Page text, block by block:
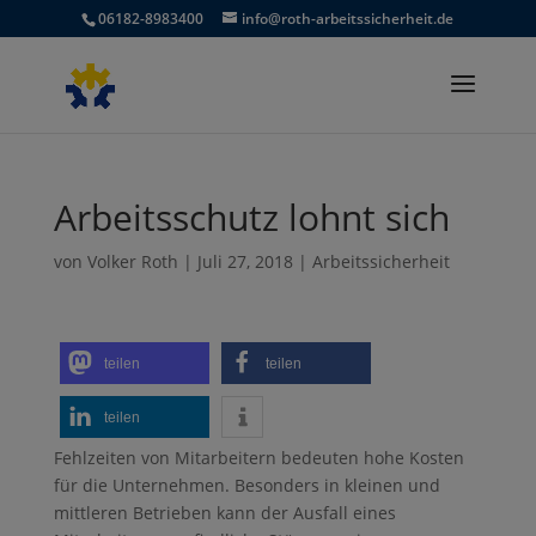
06182-8983400 info@roth-arbeitssicherheit.de
Arbeitsschutz lohnt sich
von Volker Roth | Juli 27, 2018 | Arbeitssicherheit
teilen teilen
teilen
Fehlzeiten von Mitarbeitern bedeuten hohe Kosten
für die Unternehmen. Besonders in kleinen und
mittleren Betrieben kann der Ausfall eines